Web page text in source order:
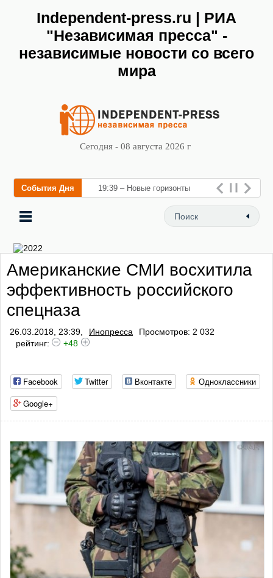
Independent-press.ru | РИА
"Независимая пресса" -
независимые новости со всего
мира
Сегодня - 08 августа 2026 г
События Дня 19:39 – Новые горизонты
флебологии: в Москве
открылся «Городской центр
заболеваний вен и
профилактики тромбоза
Американские СМИ восхитила
эффективность российского
спецназа
26.03.2018, 23:39, Инопресса
Просмотров: 2 032
рейтинг:
+48
Facebook Twitter Вконтакте
Одноклассники
Google+